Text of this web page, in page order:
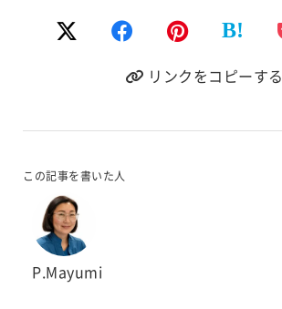
B!
リンクをコピーする
この記事を書いた人
P.Mayumi